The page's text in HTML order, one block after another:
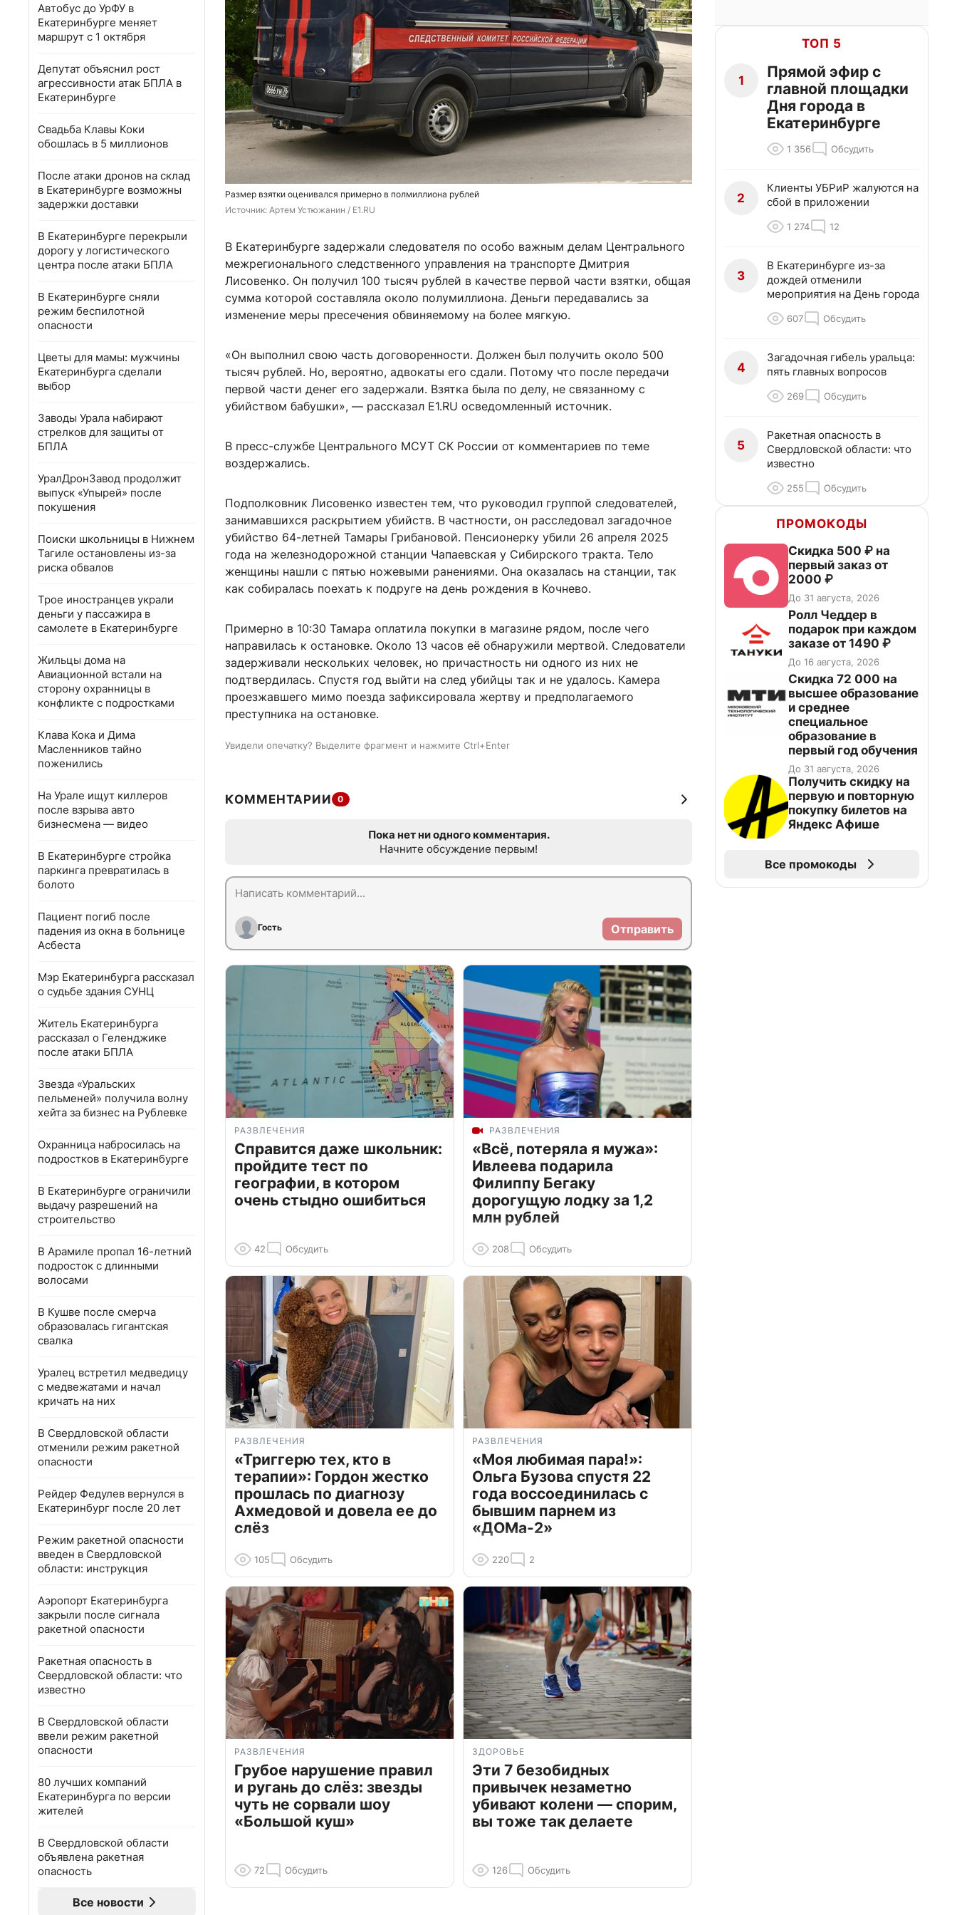
Автобус до УрФУ в
Екатеринбурге меняет
маршрут с 1 октября
Депутат объяснил рост
агрессивности атак БПЛА в
Екатеринбурге
Свадьба Клавы Коки
обошлась в 5 миллионов
После атаки дронов на склад
в Екатеринбурге возможны
задержки доставки
В Екатеринбурге перекрыли
дорогу у логистического
центра после атаки БПЛА
В Екатеринбурге сняли
режим беспилотной
опасности
Цветы для мамы: мужчины
Екатеринбурга сделали
выбор
Заводы Урала набирают
стрелков для защиты от
БПЛА
УралДронЗавод продолжит
выпуск «Упырей» после
покушения
Поиски школьницы в Нижнем
Тагиле остановлены из-за
риска обвалов
Трое иностранцев украли
деньги у пассажира в
самолете в Екатеринбурге
Жильцы дома на
Авиационной встали на
сторону охранницы в
конфликте с подростками
Клава Кока и Дима
Масленников тайно
поженились
На Урале ищут киллеров
после взрыва авто
бизнесмена — видео
В Екатеринбурге стройка
паркинга превратилась в
болото
Пациент погиб после
падения из окна в больнице
Асбеста
Мэр Екатеринбурга рассказал
о судьбе здания СУНЦ
Житель Екатеринбурга
рассказал о Геленджике
после атаки БПЛА
Звезда «Уральских
пельменей» получила волну
хейта за бизнес на Рублевке
Охранница набросилась на
подростков в Екатеринбурге
В Екатеринбурге ограничили
выдачу разрешений на
строительство
В Арамиле пропал 16-летний
подросток с длинными
волосами
В Кушве после смерча
образовалась гигантская
свалка
Уралец встретил медведицу
с медвежатами и начал
кричать на них
В Свердловской области
отменили режим ракетной
опасности
Рейдер Федулев вернулся в
Екатеринбург после 20 лет
Режим ракетной опасности
введен в Свердловской
области: инструкция
Аэропорт Екатеринбурга
закрыли после сигнала
ракетной опасности
Ракетная опасность в
Свердловской области: что
известно
В Свердловской области
ввели режим ракетной
опасности
80 лучших компаний
Екатеринбурга по версии
жителей
В Свердловской области
объявлена ракетная
опасность
Все новости
Размер взятки оценивался примерно в полмиллиона рублей
Источник: Артем Устюжанин / E1.RU
В Екатеринбурге задержали следователя по особо важным делам Центрального
межрегионального следственного управления на транспорте Дмитрия
Лисовенко. Он получил 100 тысяч рублей в качестве первой части взятки, общая
сумма которой составляла около полумиллиона. Деньги передавались за
изменение меры пресечения обвиняемому на более мягкую.
«Он выполнил свою часть договоренности. Должен был получить около 500
тысяч рублей. Но, вероятно, адвокаты его сдали. Потому что после передачи
первой части денег его задержали. Взятка была по делу, не связанному с
убийством бабушки», — рассказал E1.RU осведомленный источник.
В пресс-службе Центрального МСУТ СК России от комментариев по теме
воздержались.
Подполковник Лисовенко известен тем, что руководил группой следователей,
занимавшихся раскрытием убийств. В частности, он расследовал загадочное
убийство 64-летней Тамары Грибановой. Пенсионерку убили 26 апреля 2025
года на железнодорожной станции Чапаевская у Сибирского тракта. Тело
женщины нашли с пятью ножевыми ранениями. Она оказалась на станции, так
как собиралась поехать к подруге на день рождения в Кочнево.
Примерно в 10:30 Тамара оплатила покупки в магазине рядом, после чего
направилась к остановке. Около 13 часов её обнаружили мертвой. Следователи
задерживали нескольких человек, но причастность ни одного из них не
подтвердилась. Спустя год выйти на след убийцы так и не удалось. Камера
проезжавшего мимо поезда зафиксировала жертву и предполагаемого
преступника на остановке.
Увидели опечатку? Выделите фрагмент и нажмите Ctrl+Enter
КОММЕНТАРИИ 0
Пока нет ни одного комментария.
Начните обсуждение первым!
Гость Отправить
РАЗВЛЕЧЕНИЯ
Справится даже школьник:
пройдите тест по
географии, в котором
очень стыдно ошибиться
42 Обсудить
РАЗВЛЕЧЕНИЯ
«Всё, потеряла я мужа»:
Ивлеева подарила
Филиппу Бегаку
дорогущую лодку за 1,2
млн рублей
208 Обсудить
РАЗВЛЕЧЕНИЯ
«Триггерю тех, кто в
терапии»: Гордон жестко
прошлась по диагнозу
Ахмедовой и довела ее до
слёз
105 Обсудить
РАЗВЛЕЧЕНИЯ
«Моя любимая пара!»:
Ольга Бузова спустя 22
года воссоединилась с
бывшим парнем из
«ДОМа-2»
220 2
РАЗВЛЕЧЕНИЯ
Грубое нарушение правил
и ругань до слёз: звезды
чуть не сорвали шоу
«Большой куш»
72 Обсудить
ЗДОРОВЬЕ
Эти 7 безобидных
привычек незаметно
убивают колени — спорим,
вы тоже так делаете
126 Обсудить
ТОП 5
1
Прямой эфир с
главной площадки
Дня города в
Екатеринбурге
1 356 Обсудить
2
Клиенты УБРиР жалуются на
сбой в приложении
1 274 12
3
В Екатеринбурге из-за
дождей отменили
мероприятия на День города
607 Обсудить
4
Загадочная гибель уральца:
пять главных вопросов
269 Обсудить
5
Ракетная опасность в
Свердловской области: что
известно
255 Обсудить
ПРОМОКОДЫ
Скидка 500 ₽ на
первый заказ от
2000 ₽
До 31 августа, 2026
Ролл Чеддер в
подарок при каждом
заказе от 1490 ₽
До 16 августа, 2026
Скидка 72 000 на
высшее образование
и среднее
специальное
образование в
первый год обучения
До 31 августа, 2026
Получить скидку на
первую и повторную
покупку билетов на
Яндекс Афише
Все промокоды